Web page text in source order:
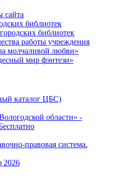
сайта
библиотек
библиотек
работы учреждения
молчаливой любви»
мир фэнтези»
каталог ЦБС)
области» -
правовая система.
2026